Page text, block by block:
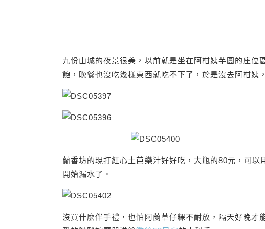
九份山城的夜景很美，以前就是坐在阿柑姨芋圓的座
飽，晚餐也沒吃幾樣東西就吃不下了，於是沒去阿柑姨
蘭香坊的現打紅心土芭樂汁好好吃，大瓶的80元，可
開始漏水了。
沒買什麼伴手禮，也怕阿蘭草仔粿不耐放，隔天好晚